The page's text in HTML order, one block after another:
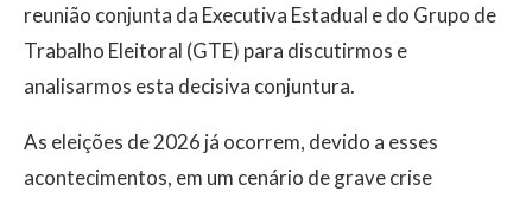
reunião conjunta da Executiva Estadual e do Grupo de
Trabalho Eleitoral (GTE) para discutirmos e
analisarmos esta decisiva conjuntura.
As eleições de 2026 já ocorrem, devido a esses
acontecimentos, em um cenário de grave crise